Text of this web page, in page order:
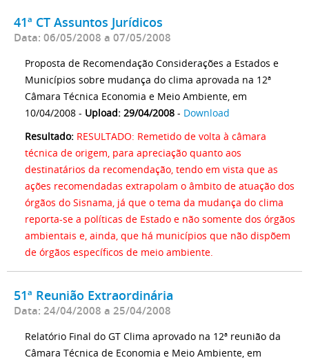
41ª CT Assuntos Jurídicos
Data: 06/05/2008 a 07/05/2008
Proposta de Recomendação Considerações a Estados e
Municípios sobre mudança do clima aprovada na 12ª
Câmara Técnica Economia e Meio Ambiente, em
10/04/2008 - Upload: 29/04/2008 - Download
Resultado: RESULTADO: Remetido de volta à câmara
técnica de origem, para apreciação quanto aos
destinatários da recomendação, tendo em vista que as
ações recomendadas extrapolam o âmbito de atuação dos
órgãos do Sisnama, já que o tema da mudança do clima
reporta-se a políticas de Estado e não somente dos órgãos
ambientais e, ainda, que há municípios que não dispõem
de órgãos específicos de meio ambiente.
51ª Reunião Extraordinária
Data: 24/04/2008 a 25/04/2008
Relatório Final do GT Clima aprovado na 12ª reunião da
Câmara Técnica de Economia e Meio Ambiente, em